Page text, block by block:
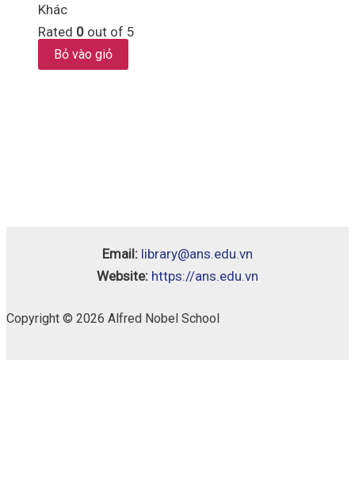
Khác
Rated 0 out of 5
Bỏ vào giỏ
Email: library@ans.edu.vn
Website: https://ans.edu.vn
Copyright © 2026 Alfred Nobel School